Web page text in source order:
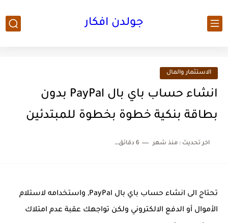
جولدن افكار
الاستثمار والمال
انشاء حساب باي بال PayPal بدون
بطاقة بنكية خطوة بخطوة للمبتدئين
اخر تحديث :منذ شهر 6 دقائق للقراءة
تحتاج الى انشاء حساب باي بال PayPal, واستخدامه لاستلام
الأموال أو الدفع الالكتروني ولكن تواجهك عقبة عدم امتلاك